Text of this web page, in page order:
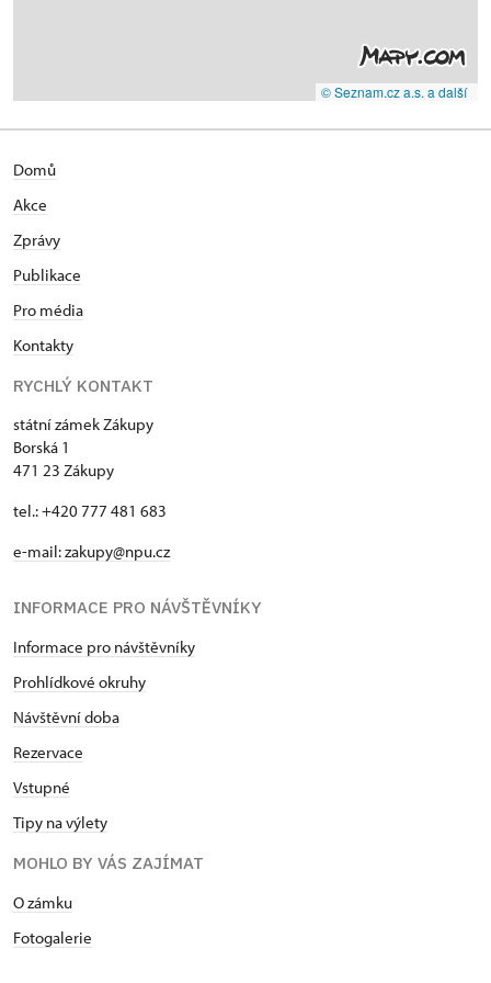
© Seznam.cz a.s. a další
Domů
Akce
Zprávy
Publikace
Pro média
Kontakty
RYCHLÝ KONTAKT
státní zámek Zákupy
Borská 1
471 23 Zákupy
tel.: +420 777 481 683
e-mail: zakupy@npu.cz
INFORMACE PRO NÁVŠTĚVNÍKY
Informace pro návštěvníky
Prohlídkové okruhy
Návštěvní doba
Rezervace
Vstupné
Tipy na výlety
MOHLO BY VÁS ZAJÍMAT
O zámku
Fotogalerie